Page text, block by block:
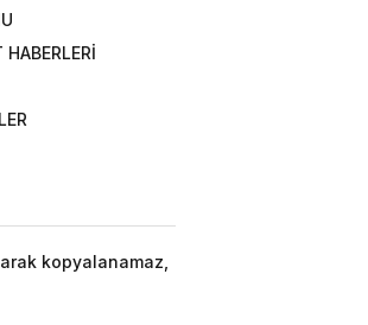
kopyalanamaz,